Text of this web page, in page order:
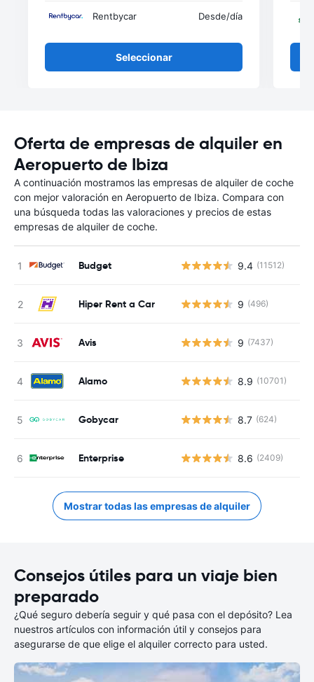
Rentbycar Desde/día
Seleccionar
Oferta de empresas de alquiler en
Aeropuerto de Ibiza
A continuación mostramos las empresas de alquiler de coche
con mejor valoración en Aeropuerto de Ibiza. Compara con
una búsqueda todas las valoraciones y precios de estas
empresas de alquiler de coche.
Budget 9.4 (11512)
Hiper Rent a Car 9 (496)
Avis 9 (7437)
Alamo 8.9 (10701)
Gobycar 8.7 (624)
Enterprise 8.6 (2409)
Mostrar todas las empresas de alquiler
Consejos útiles para un viaje bien
preparado
¿Qué seguro debería seguir y qué pasa con el depósito? Lea
nuestros artículos con información útil y consejos para
asegurarse de que elige el alquiler correcto para usted.